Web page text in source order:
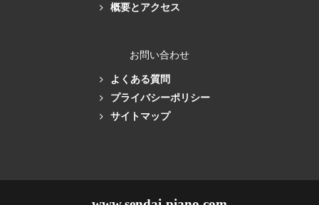
概要とアクセス
お問い合わせ
よくある質問
プライバシーポリシー
サイトマップ